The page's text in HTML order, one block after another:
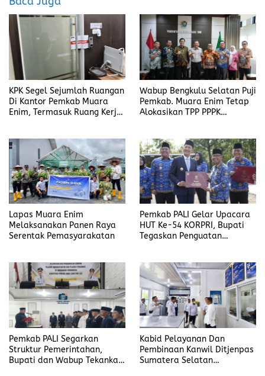
o
k
o
KPK Segel Sejumlah Ruangan
Di Kantor Pemkab Muara
Enim, Termasuk Ruang Kerja
Wabup Bengkulu Selatan Puji
Pemkab. Muara Enim Tetap
Alokasikan TPP PPPK
Lapas Muara Enim
Melaksanakan Panen Raya
Serentak Pemasyarakatan
Pemkab PALI Gelar Upacara
HUT Ke-54 KORPRI, Bupati
Tegaskan Penguatan
Pemkab PALI Segarkan
Struktur Pemerintahan,
Bupati dan Wabup Tekankan
Kabid Pelayanan Dan
Pembinaan Kanwil Ditjenpas
Sumatera Selatan